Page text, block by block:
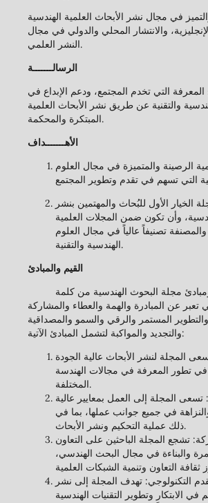
في مجال نشر الأبحاث العلمية الهندسية
والانتشار المحلي والدولي في مجال
النشر العلمي.
الرسالـــــــة
التي تخدم المجتمع، ودعم الإبداع في
والتقنية عن طريق نشر الأبحاث العلمية
المبتكرة والمحكمة.
الأهـــــــداف
الرصينة والمتميزة في مجال العلوم
الخيار الأول للبُحاث والمهتمين بنشر
وأن تكون ضمن المجلات العلمية
تصنيفاً عالياً في مجال العلوم
الهندسية والتقنية.
القيم والمبادئ
مجلة البحوث الهندسية من كلمة
تعبر عن المبادرة والهمة والعطاء والمشاركة
والتطوير المستمر والرقي والسمو والمصداقية
والتجديد والمواكبة لتشمل المبادئ الآتية:
المجلة لنشر الأبحاث عالية الجودة
تطور المعرفة في مجالات الهندسة
المختلفة.
تسعى المجلة إلى العمل بمعايير عالية
في جميع جوانب عملها، بما في
ذلك عملية التحكيم ونشر الأبحاث.
تشجع المجلة الباحثين على التعاون
والبناءة في مجال البحث الهندسي،
التكنولوجي: تهدف المجلة إلى نشر
في الابتكار وتطوير التقنيات الهندسية